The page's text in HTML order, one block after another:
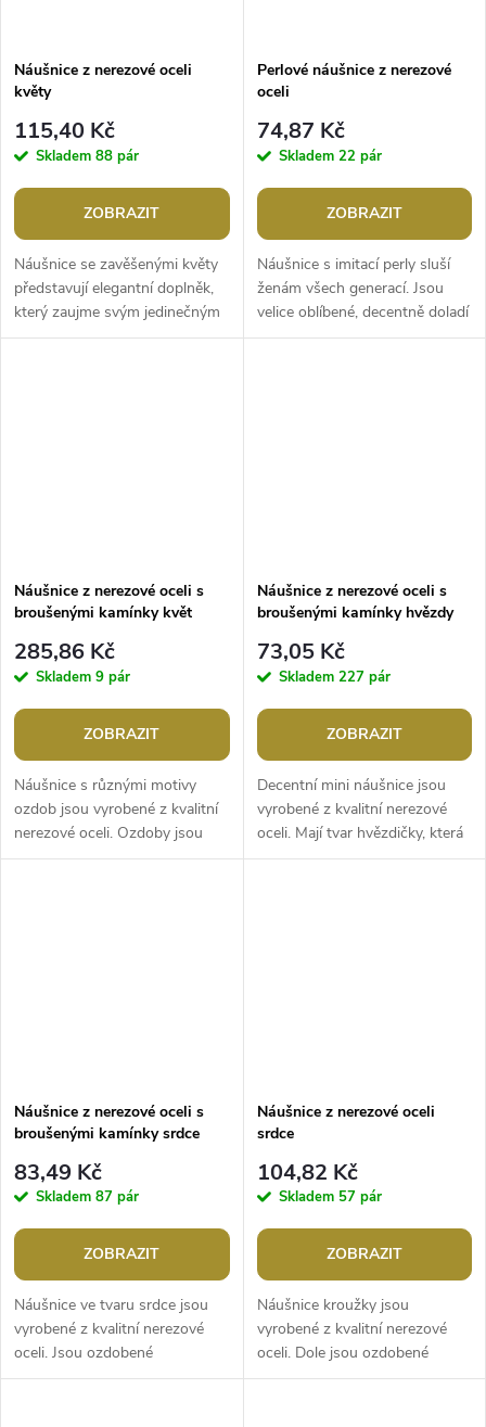
Náušnice z nerezové oceli
květy
115,40 Kč
Skladem 88 pár
ZOBRAZIT
Náušnice se zavěšenými květy
představují elegantní doplněk,
který zaujme svým jedinečným
designem. Jsou vyrobené z
Perlové náušnice z nerezové
oceli
74,87 Kč
Skladem 22 pár
ZOBRAZIT
Náušnice s imitací perly sluší
ženám všech generací. Jsou
velice oblíbené, decentně doladí
každý outfit, přitom nepotlačí
Náušnice z nerezové oceli s
broušenými kamínky květ
285,86 Kč
Skladem 9 pár
ZOBRAZIT
Náušnice s různými motivy
ozdob jsou vyrobené z kvalitní
nerezové oceli. Ozdoby jsou
osázené broušenými kamínky,
Náušnice z nerezové oceli s
broušenými kamínky hvězdy
73,05 Kč
Skladem 227 pár
ZOBRAZIT
Decentní mini náušnice jsou
vyrobené z kvalitní nerezové
oceli. Mají tvar hvězdičky, která
je uvnitř ozdobená třpytivými
Náušnice z nerezové oceli s
broušenými kamínky srdce
83,49 Kč
Skladem 87 pár
ZOBRAZIT
Náušnice ve tvaru srdce jsou
vyrobené z kvalitní nerezové
oceli. Jsou ozdobené
broušenými kamínky. Oceníte je
Náušnice z nerezové oceli
srdce
104,82 Kč
Skladem 57 pár
ZOBRAZIT
Náušnice kroužky jsou
vyrobené z kvalitní nerezové
oceli. Dole jsou ozdobené
přívěskem srdíčka, jsou velice